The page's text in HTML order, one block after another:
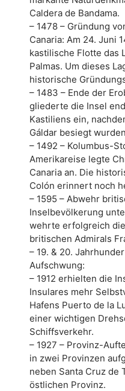
Caldera de Bandama.
– 1478 – Gründung
Canaria: Am 24. Juni
kastilische Flotte das
Palmas. Um dieses
historische
– 1483 – Ende der
gliederte die Insel
Kastiliens ein,
Gáldar besiegt
– 1492 – Kolumbus-
Amerikareise legte
Canaria an. Die
Colón erinnert noch
– 1595 – Abwehr
Inselbevölkerung
wehrte erfolgreich
britischen Admirals
– 19. & 20.
Aufschwung:
– 1912 erhielten die
Insulares mehr
Hafens Puerto de la
einer wichtigen
Schiffsverkehr.
– 1927 – Provinz-
in zwei Provinzen
neben Santa Cruz de
östlichen Provinz.